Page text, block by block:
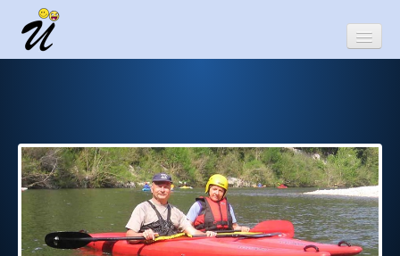
Wir über uns
Familie
Eltern
Kinder